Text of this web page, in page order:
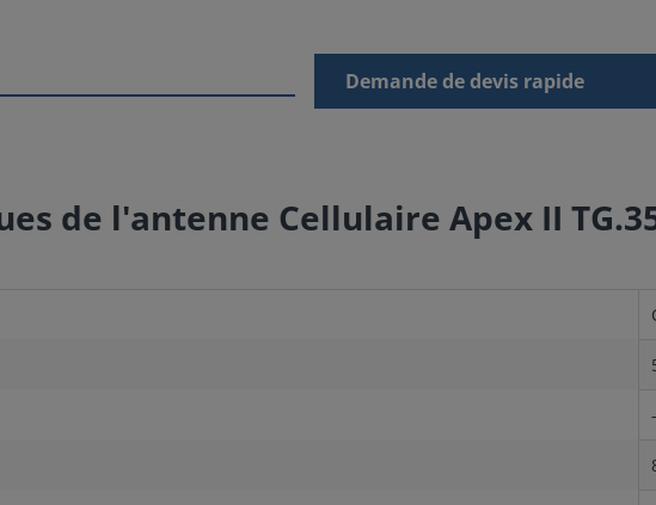
Demande de devis rapide
de l'antenne Cellulaire Apex II